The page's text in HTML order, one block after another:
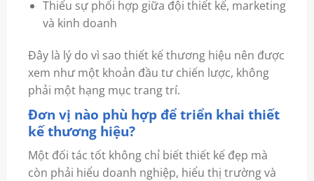
Thiếu sự phối hợp giữa đội thiết kế, marketing
và kinh doanh
Đây là lý do vì sao thiết kế thương hiệu nên được
xem như một khoản đầu tư chiến lược, không
phải một hạng mục trang trí.
Đơn vị nào phù hợp để triển khai thiết
kế thương hiệu?
Một đối tác tốt không chỉ biết thiết kế đẹp mà
còn phải hiểu doanh nghiệp, hiểu thị trường và